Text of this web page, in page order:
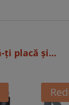
ți placă și...